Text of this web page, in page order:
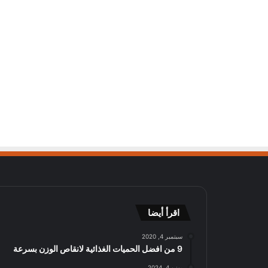
اقرأ أيضا
سبتمبر 4, 2020
9 من افضل الحميات الغذائية لانقاص الوزن بسرعة